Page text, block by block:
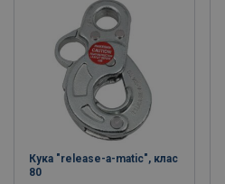
Кука "release-a-matic", клас
80